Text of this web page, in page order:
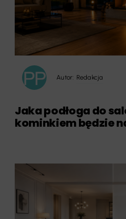
Autor: Redakcja
Jaka podłoga do
kominkiem będzie